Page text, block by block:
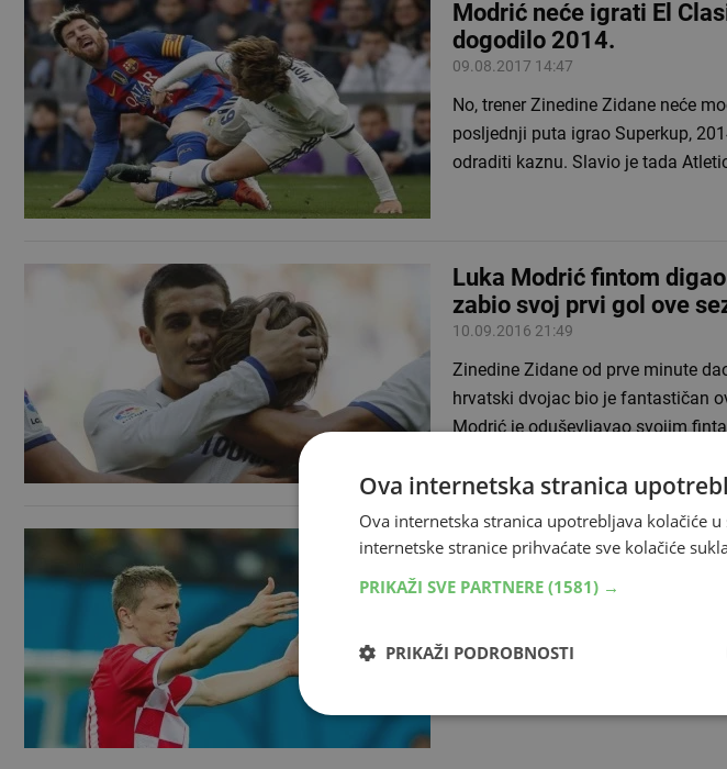
Modrić neće igrati El
dogodilo 2014.
09.08.2017 14:47
No, trener Zinedine Zidane neće
posljednji puta igrao Superkup,
odraditi kaznu. Slavio je tada
Luka Modrić fintom
zabio svoj prvi gol ove
10.09.2016 21:49
Zinedine Zidane od prve minute
hrvatski dvojac bio je fantastičan
Modrić je oduševljavao svojim
Luka Modrić u najboljoj
nogometnih profesionalaca
Zurichu. Uz Luku Modrića, u
Ova internetska stranica
Ova internetska stranica upotrebljava kolačiće
internetske stranice prihvaćate sve kolačiće
PRIKAŽI SVE PARTNERE (1581) →
PRIKAŽI PODROBNOSTI